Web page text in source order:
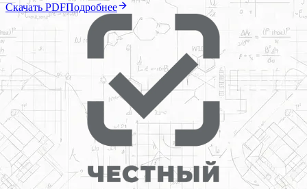
Скачать PDFПодробнее